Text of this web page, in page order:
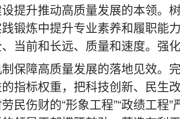
提升推动高质量发展的本领。
锻炼中提升专业素养和履职能
当前和长远、质量和速度。强
保障高质量发展的落地见效。
指标权重，把科技创新、民生
民伤财的“形象工程”“政绩工程